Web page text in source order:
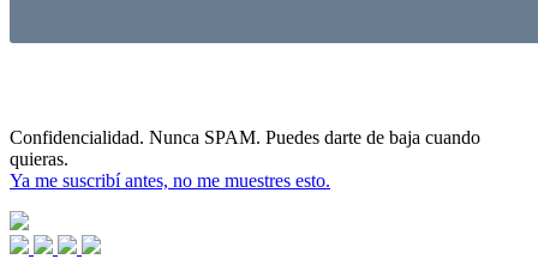
Confidencialidad. Nunca SPAM. Puedes darte de baja cuando
quieras.
Ya me suscribí antes, no me muestres esto.